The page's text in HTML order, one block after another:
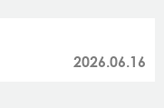
2026.06.16